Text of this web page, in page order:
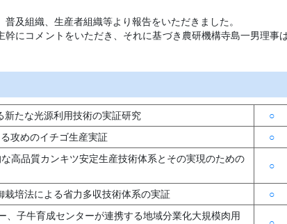
及組織、生産者組織等より報告をいただきました。
にコメントをいただき、それに基づき農研機構寺島一男理事
たな光源利用技術の実証研究
○
攻めのイチゴ生産実証
○
高品質カンキツ安定生産技術体系とその実現のための
○
培法による省力多収技術体系の実証
○
子牛育成センターが連携する地域分業化大規模肉用